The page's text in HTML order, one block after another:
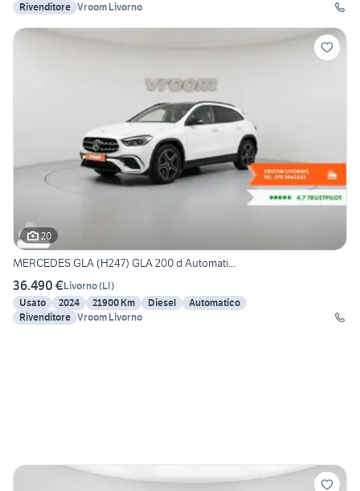
Rivenditore Vroom Livorno
20
MERCEDES GLA (H247) GLA 200 d Automati...
36.490 €Livorno(LI)
Usato
2024 21900 Km Diesel
Automatico
Rivenditore Vroom Livorno